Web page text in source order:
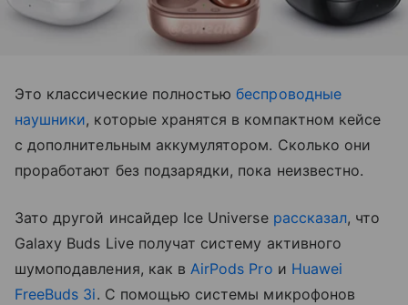
Это классические полностьюбеспроводные
наушники, которые хранятся в компактном кейсе
с дополнительным аккумулятором. Сколько они
проработают без подзарядки, пока неизвестно.
Зато другой инсайдер Ice Universe рассказал, что
Galaxy Buds Live получат систему активного
шумоподавления, как вAirPods Pro и Huawei
FreeBuds 3i. С помощью системы микрофонов